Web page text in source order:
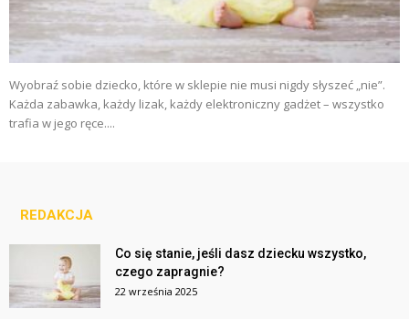
Wyobraź sobie dziecko, które w sklepie nie musi nigdy słyszeć „nie”.
Każda zabawka, każdy lizak, każdy elektroniczny gadżet – wszystko
trafia w jego ręce....
REDAKCJA
Co się stanie, jeśli dasz dziecku wszystko,
czego zapragnie?
22 września 2025